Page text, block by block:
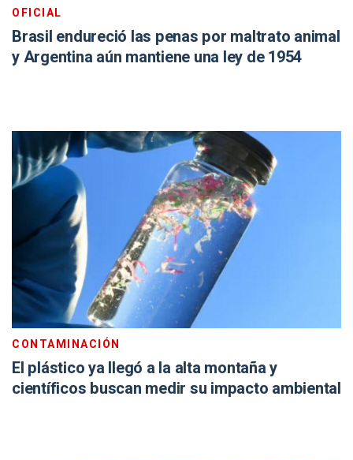
OFICIAL
Brasil endureció las penas por maltrato animal
y Argentina aún mantiene una ley de 1954
CONTAMINACIÓN
El plástico ya llegó a la alta montaña y
científicos buscan medir su impacto ambiental